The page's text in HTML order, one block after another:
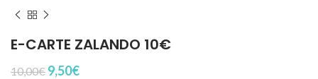
E-CARTE ZALANDO 10€
10,00€ Le
9,50€Le